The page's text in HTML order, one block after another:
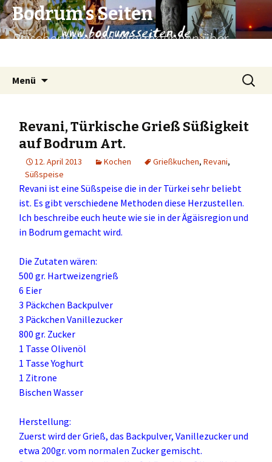
Bodrum's Seiten
Reiseberichte und Informationen über
Menü
Suchen
nach:
Revani, Türkische Grieß Süßigkeit
auf Bodrum Art.
12. April 2013 Kochen Grießkuchen, Revani,
Süßspeise
Revani ist eine Süßspeise die in der Türkei sehr beliebt
ist. Es gibt verschiedene Methoden diese Herzustellen.
Ich beschreibe euch heute wie sie in der Ägäisregion und
in Bodrum gemacht wird.
Die Zutaten wären:
500 gr. Hartweizengrieß
6 Eier
3 Päckchen Backpulver
3 Päckchen Vanillezucker
800 gr. Zucker
1 Tasse Olivenöl
1 Tasse Yoghurt
1 Zitrone
Bischen Wasser
Herstellung:
Zuerst wird der Grieß, das Backpulver, Vanillezucker und
etwa 200gr. vom normalen Zucker gemischt.